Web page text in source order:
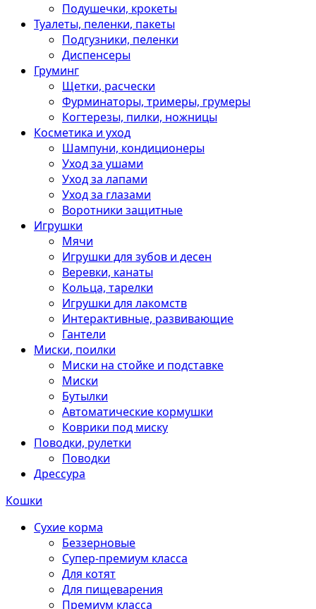
Подушечки, крокеты
Туалеты, пеленки, пакеты
Подгузники, пеленки
Диспенсеры
Груминг
Щетки, расчески
Фурминаторы, тримеры, грумеры
Когтерезы, пилки, ножницы
Косметика и уход
Шампуни, кондиционеры
Уход за ушами
Уход за лапами
Уход за глазами
Воротники защитные
Игрушки
Мячи
Игрушки для зубов и десен
Веревки, канаты
Кольца, тарелки
Игрушки для лакомств
Интерактивные, развивающие
Гантели
Миски, поилки
Миски на стойке и подставке
Миски
Бутылки
Автоматические кормушки
Коврики под миску
Поводки, рулетки
Поводки
Дрессура
Кошки
Сухие корма
Беззерновые
Супер-премиум класса
Для котят
Для пищеварения
Премиум класса